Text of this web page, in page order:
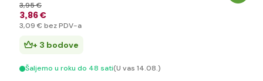
3,86 €
3,95 €
3,09 € bez PDV-a
+ 3 bodove
Šaljemo u roku do 48 sati(U vas 14.08.)